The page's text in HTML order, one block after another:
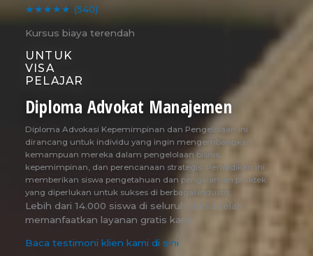
★★★★★ (540)
Kursus biaya terendah
UNTUK
VISA
PELAJAR
Diploma Advokat Manajemen
Diploma Advokasi Kepemimpinan dan Pengelolaan ini
dirancang untuk individu yang ingin mengembangkan
kemampuan mereka dalam pengelolaan bisnis,
kepemimpinan, dan perencanaan strategis. Pendidikan ini
memberikan siswa pengetahuan dan pengalaman praktek
yang diperlukan untuk sukses di berbagai industri.
Lebih dari 14.000 siswa di seluruh dunia telah
memanfaatkan layanan gratis kami.
Baca testimoni klien kami di sini